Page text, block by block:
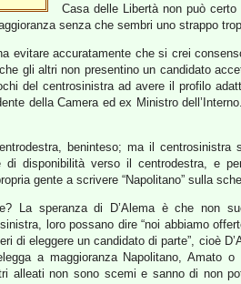
Casa delle Libertà non può
senza che sembri uno strappo
evitare accuratamente che si crei
gli altri non presentino un candidato
del centrosinistra ad avere il profilo
della Camera ed ex Ministro
beninteso; ma il centrosinistra
di disponibilità verso il centrodestra, e
gente a scrivere “Napolitano” sulla
La speranza di D’Alema è che non
loro possano dire “noi abbiamo
di eleggere un candidato di parte”, cioè
a maggioranza Napolitano,
alleati non sono scemi e sanno di non